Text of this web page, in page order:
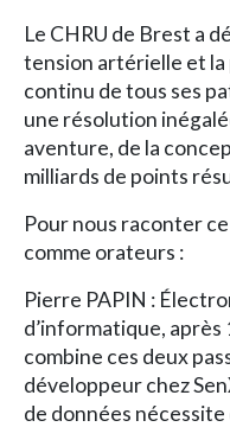
Le CHRU de Brest a
tension artérielle et
continu de tous ses
une résolution
aventure, de la
milliards de points
Pour nous raconter
comme orateurs :
Pierre PAPIN :
d’informatique, après
combine ces deux
développeur chez
de données